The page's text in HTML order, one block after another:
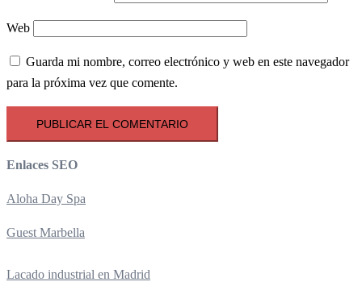
Web
Guarda mi nombre, correo electrónico y web en este navegador
para la próxima vez que comente.
Enlaces SEO
Aloha Day Spa
Guest Marbella
Lacado industrial en Madrid